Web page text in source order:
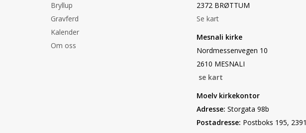
Bryllup
Gravferd
Kalender
Om oss
2372 BRØTTUM
Se kart
Mesnali kirke
Nordmessenvegen 10
2610 MESNALI
se kart
Moelv kirkekontor
Adresse: Storgata 98b
Postadresse: Postboks 195, 2391